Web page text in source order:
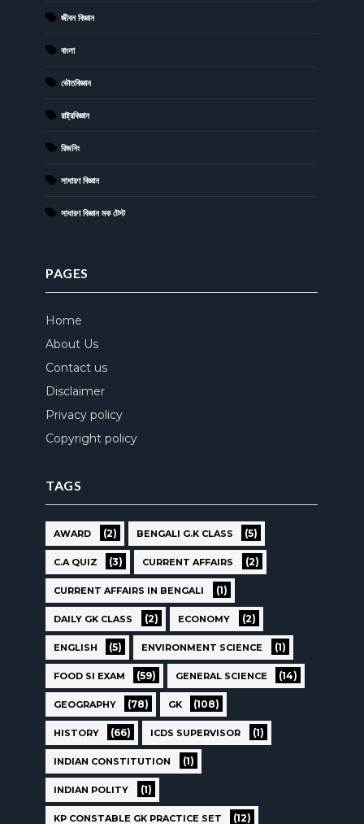
জীবন বিজ্ঞান
বাংলা
ভৌতবিজ্ঞান
রাষ্ট্রবিজ্ঞান
রিজনিং
সাধারণ বিজ্ঞান
সাধারণ বিজ্ঞান মক টেস্ট
PAGES
Home
About Us
Contact us
Disclaimer
Privacy policy
Copyright policy
TAGS
AWARD (2) BENGALI G.K CLASS (5)
C.A QUIZ (3) CURRENT AFFAIRS (2)
CURRENT AFFAIRS IN BENGALI (1)
DAILY GK CLASS (2) ECONOMY (2)
ENGLISH (5) ENVIRONMENT SCIENCE (1)
FOOD SI EXAM (59) GENERAL SCIENCE (14)
GEOGRAPHY (78) GK (108)
HISTORY (66) ICDS SUPERVISOR (1)
INDIAN CONSTITUTION (1)
INDIAN POLITY (1)
KP CONSTABLE GK PRACTICE SET (12)